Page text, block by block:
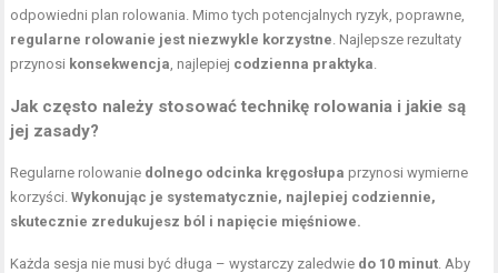
odpowiedni plan rolowania. Mimo tych potencjalnych ryzyk, poprawne,
regularne rolowanie jest niezwykle korzystne . Najlepsze rezultaty
przynosi konsekwencja , najlepiej codzienna praktyka
Jak często należy stosować technikę rolowania i jakie są
jej zasady?
Regularne rolowanie dolnego odcinka kręgosłupa przynosi wymierne
korzyści.Wykonując je systematycznie, najlepiej codziennie,
skutecznie zredukujesz ból i napięcie mięśniowe.
Każda sesja nie musi być długa – wystarczy zaledwie do 10 minut . Aby